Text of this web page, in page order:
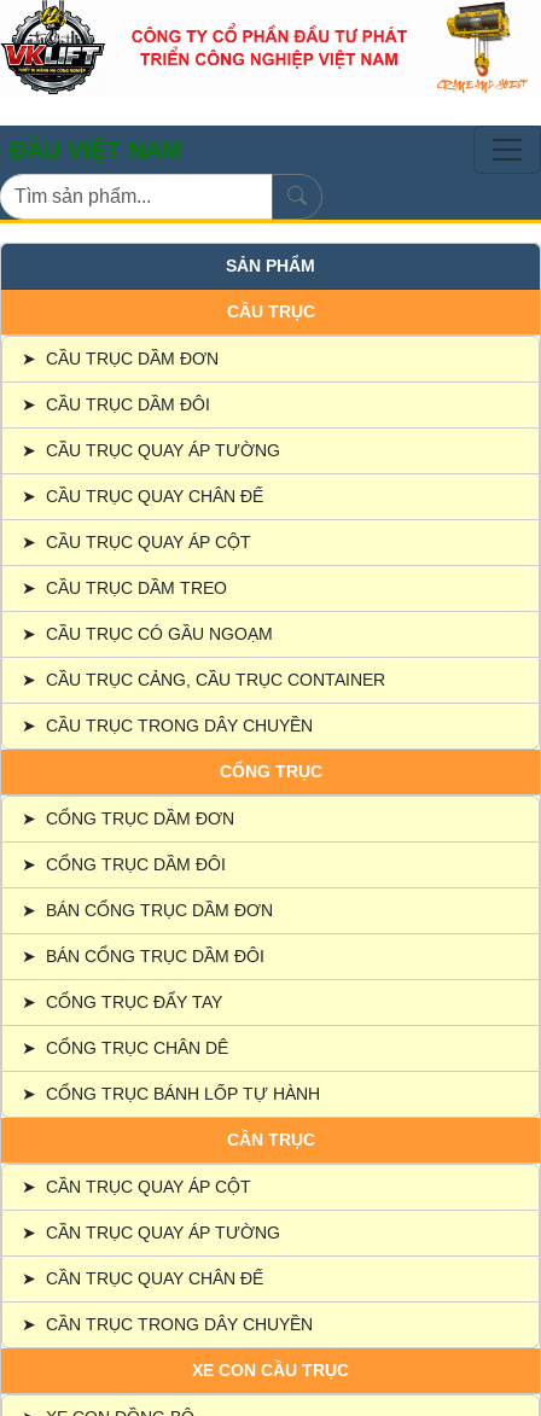
NAM
SẢN PHẨM
CẦU TRỤC
➤ CẦU TRỤC DẦM ĐƠN
➤ CẦU TRỤC DẦM ĐÔI
➤ CẦU TRỤC QUAY ÁP TƯỜNG
➤ CẦU TRỤC QUAY CHÂN ĐẾ
➤ CẦU TRỤC QUAY ÁP CỘT
➤ CẦU TRỤC DẦM TREO
➤ CẦU TRỤC CÓ GẦU NGOẠM
➤ CẦU TRỤC CẢNG, CẦU TRỤC CONTAINER
➤ CẦU TRỤC TRONG DÂY CHUYỀN
CỔNG TRỤC
➤ CỔNG TRỤC DẦM ĐƠN
➤ CỔNG TRỤC DẦM ĐÔI
➤ BÁN CỔNG TRỤC DẦM ĐƠN
➤ BÁN CỔNG TRỤC DẦM ĐÔI
➤ CỔNG TRỤC ĐẨY TAY
➤ CỔNG TRỤC CHÂN DÊ
➤ CỔNG TRỤC BÁNH LỐP TỰ HÀNH
CẦN TRỤC
➤ CẦN TRỤC QUAY ÁP CỘT
➤ CẦN TRỤC QUAY ÁP TƯỜNG
➤ CẦN TRỤC QUAY CHÂN ĐẾ
➤ CẦN TRỤC TRONG DÂY CHUYỀN
XE CON CẦU TRỤC